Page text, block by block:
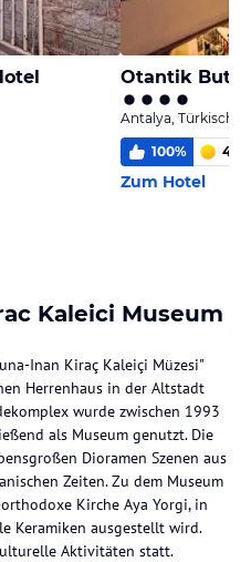
Otantik Butik
Antalya, Türkische
100% 4,8
Zum Hotel
Kaleici Museum
Inan Kiraç Kaleiçi Müzesi"
Herrenhaus in der Altstadt
wurde zwischen 1993
als Museum genutzt. Die
Dioramen Szenen aus
Zeiten. Zu dem Museum
Kirche Aya Yorgi, in
Keramiken ausgestellt wird.
Aktivitäten statt.